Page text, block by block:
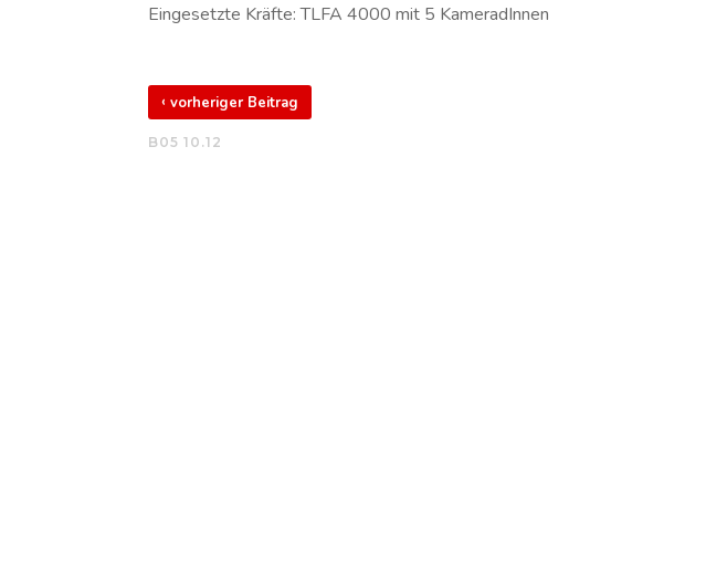
Eingesetzte Kräfte: TLFA 4000 mit 5 KameradInnen
‹ vorheriger Beitrag
B05 10.12